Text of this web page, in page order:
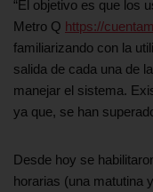
“El objetivo es que los
Metro Q https://
familiarizando con la
salida de cada una de
manejar el sistema.
ya que, se han
Desde hoy se
horarias (una matutina